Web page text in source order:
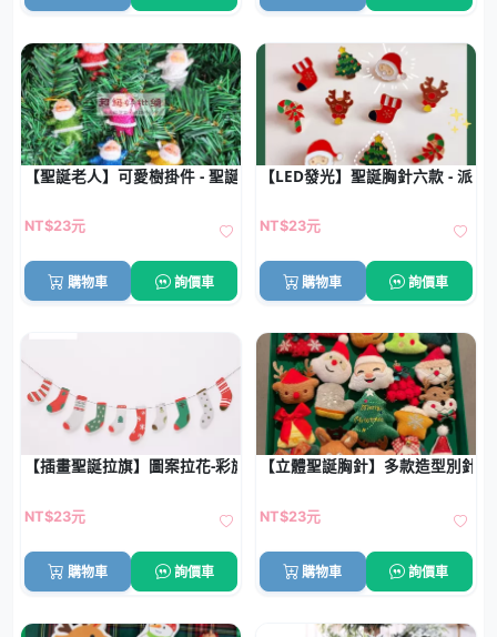
【聖誕老人】可愛樹掛件 - 聖誕樹裝飾配件
NT$23元
購物車 詢價車
【LED發光】聖誕胸針六款 - 派對
NT$23元
購物車 詢價車
【插畫聖誕拉旗】圖案拉花-彩旗聖誕佈置旗幟
NT$23元
購物車 詢價車
【立體聖誕胸針】多款造型別針-
NT$23元
購物車 詢價車